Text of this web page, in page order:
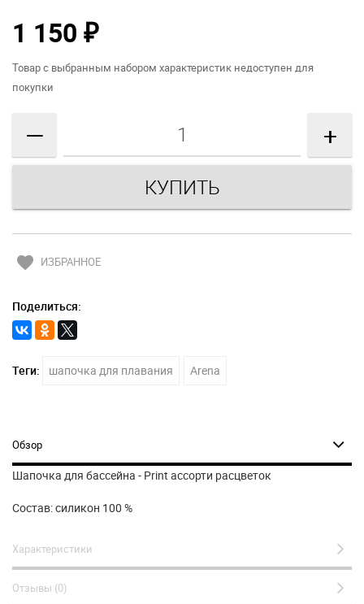
1 150 ₽
Товар с выбранным набором характеристик недоступен для
покупки
— +
favorite ИЗБРАННОЕ
Поделиться:
Теги: шапочка для плавания Arena
Обзор
Шапочка для бассейна - Print ассорти расцветок
Состав: силикон 100 %
Характеристики
Отзывы (0)